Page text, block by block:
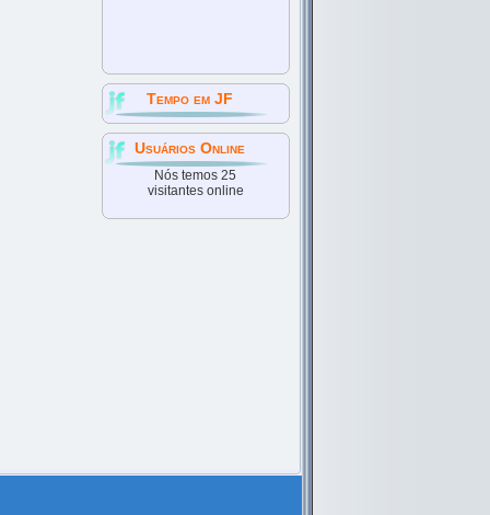
Tempo em JF
Usuários Online
Nós temos 25
visitantes online